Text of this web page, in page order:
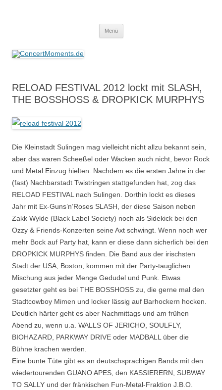
Menü
RELOAD FESTIVAL 2012 lockt mit SLASH,
THE BOSSHOSS & DROPKICK MURPHYS
Die Kleinstadt Sulingen mag vielleicht nicht allzu bekannt sein,
aber das waren Scheeßel oder Wacken auch nicht, bevor Rock
und Metal Einzug hielten. Nachdem es die ersten Jahre in der
(fast) Nachbarstadt Twistringen stattgefunden hat, zog das
RELOAD FESTIVAL nach Sulingen. Dorthin lockt es dieses
Jahr mit Ex-Guns’n’Roses SLASH, der diese Saison neben
Zakk Wylde (Black Label Society) noch als Sidekick bei den
Ozzy & Friends-Konzerten seine Axt schwingt. Wenn noch wer
mehr Bock auf Party hat, kann er diese dann sicherlich bei den
DROPKICK MURPHYS finden. Die Band aus der irischsten
Stadt der USA, Boston, kommen mit der Party-tauglichen
Mischung aus jeder Menge Gedudel und Punk. Etwas
gesetzter geht es bei THE BOSSHOSS zu, die gerne mal den
Stadtcowboy Mimen und locker lässig auf Barhockern hocken.
Deutlich härter geht es aber Nachmittags und am frühen
Abend zu, wenn u.a. WALLS OF JERICHO, SOULFLY,
BIOHAZARD, PARKWAY DRIVE oder MADBALL über die
Bühne krachen werden.
Eine bunte Tüte gibt es an deutschsprachigen Bands mit den
wiedertourenden GUANO APES, den KASSIERERN, SUBWAY
TO SALLY und der fränkischen Fun-Metal-Fraktion J.B.O.